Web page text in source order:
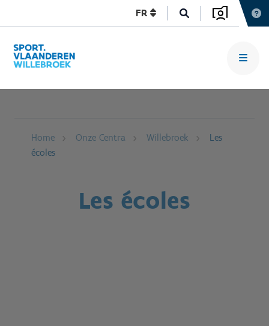
FR
Home Onze Centra Willebroek
Les
écoles
Les écoles